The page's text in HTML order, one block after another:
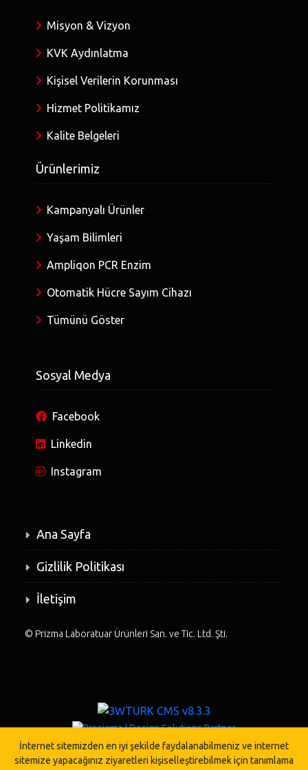
Misyon & Vizyon
KVK Aydınlatma
Kişisel Verilerin Korunması
Hizmet Politikamız
Kalite Belgeleri
Ürünlerimiz
Kampanyalı Ürünler
Yaşam Bilimleri
Ampliqon PCR Enzim
Otomatik Hücre Sayım Cihazı
Tümünü Göster
Sosyal Medya
Facebook
Linkedin
Instagram
Ana Sayfa
Gizlilik Politikası
İletişim
© Prizma Laboratuar Ürünleri San. ve Tic. Ltd. Şti.
İnternet sitemizden en iyi şekilde faydalanabilmeniz ve internet
sitemize yapacağınız ziyaretleri kişiselleştirebilmek için tanımlama